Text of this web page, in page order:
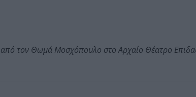
από τον Θωμά Μοσχόπουλο στο Αρχαίο Θέατρο